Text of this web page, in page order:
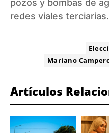
pozos y bombas de
redes viales terciarias.
Mariano
Artículos